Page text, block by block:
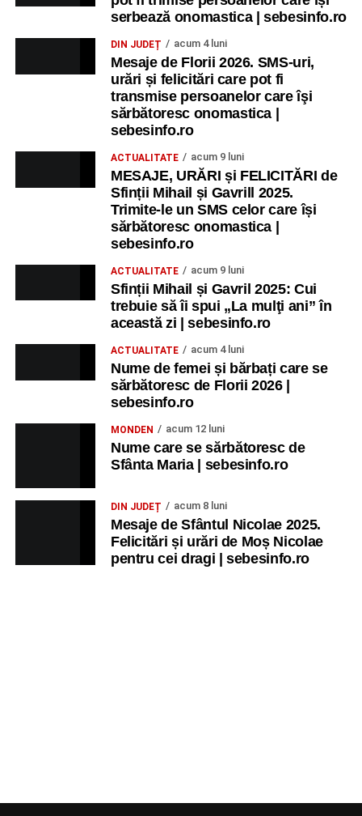
serbează onomastica | sebesinfo.ro
DIN JUDEȚ acum 4 luni
Mesaje de Florii 2026. SMS-uri,
urări și felicitări care pot fi
transmise persoanelor care îşi
sărbătoresc onomastica |
sebesinfo.ro
ACTUALITATE acum 9 luni
MESAJE, URĂRI și FELICITĂRI de
Sfinții Mihail și Gavrill 2025.
Trimite-le un SMS celor care își
sărbătoresc onomastica |
sebesinfo.ro
ACTUALITATE acum 9 luni
Sfinții Mihail și Gavril 2025: Cui
trebuie să îi spui „La mulţi ani” în
această zi | sebesinfo.ro
ACTUALITATE acum 4 luni
Nume de femei și bărbați care se
sărbătoresc de Florii 2026 |
sebesinfo.ro
MONDEN acum 12 luni
Nume care se sărbătoresc de
Sfânta Maria | sebesinfo.ro
DIN JUDEȚ acum 8 luni
Mesaje de Sfântul Nicolae 2025.
Felicitări și urări de Moș Nicolae
pentru cei dragi | sebesinfo.ro